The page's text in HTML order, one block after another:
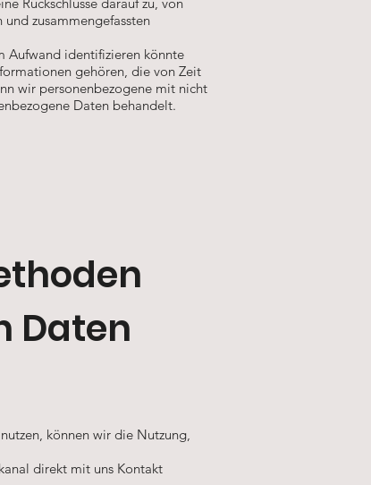
zusammengefassten
Aufwand identifizieren könnte
gehören, die von Zeit
wir personenbezogene mit nicht
Daten behandelt.
Daten
können wir die Nutzung,
direkt mit uns Kontakt